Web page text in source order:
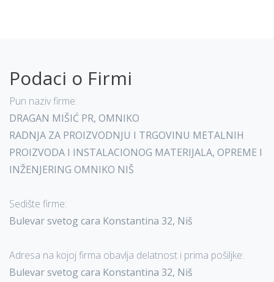
Podaci o Firmi
Pun naziv firme:
DRAGAN MIŠIĆ PR, OMNIKO
RADNJA ZA PROIZVODNJU I TRGOVINU METALNIH
PROIZVODA I INSTALACIONOG MATERIJALA, OPREME I
INŽENJERING OMNIKO NIŠ
Sedište firme:
Bulevar svetog cara Konstantina 32, Niš
Adresa na kojoj firma obavlja delatnost i prima pošiljke:
Bulevar svetog cara Konstantina 32, Niš